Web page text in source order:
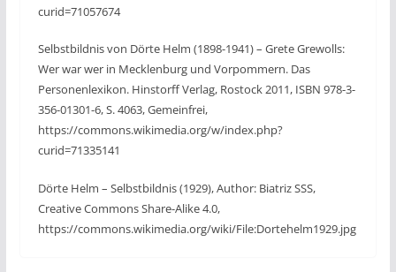
curid=71057674
Selbstbildnis von Dörte Helm (1898-1941) – Grete Grewolls:
Wer war wer in Mecklenburg und Vorpommern. Das
Personenlexikon. Hinstorff Verlag, Rostock 2011, ISBN 978-3-
356-01301-6, S. 4063, Gemeinfrei,
https://commons.wikimedia.org/w/index.php?
curid=71335141
Dörte Helm – Selbstbildnis (1929), Author: Biatriz SSS,
Creative Commons Share-Alike 4.0,
https://commons.wikimedia.org/wiki/File:Dortehelm1929.jpg